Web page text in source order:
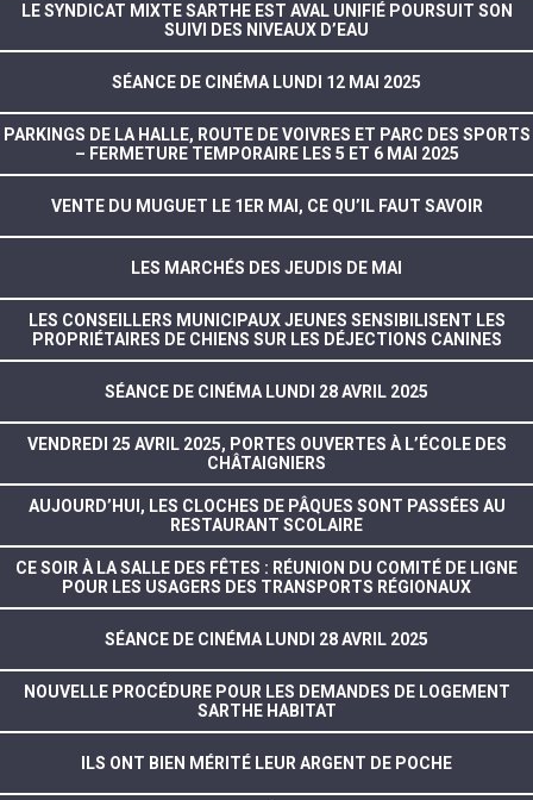
LE SYNDICAT MIXTE SARTHE EST AVAL UNIFIÉ POURSUIT SON
SUIVI DES NIVEAUX D’EAU
SÉANCE DE CINÉMA LUNDI 12 MAI 2025
PARKINGS DE LA HALLE, ROUTE DE VOIVRES ET PARC DES SPORTS
– FERMETURE TEMPORAIRE LES 5 ET 6 MAI 2025
VENTE DU MUGUET LE 1ER MAI, CE QU’IL FAUT SAVOIR
LES MARCHÉS DES JEUDIS DE MAI
LES CONSEILLERS MUNICIPAUX JEUNES SENSIBILISENT LES
PROPRIÉTAIRES DE CHIENS SUR LES DÉJECTIONS CANINES
SÉANCE DE CINÉMA LUNDI 28 AVRIL 2025
VENDREDI 25 AVRIL 2025, PORTES OUVERTES À L’ÉCOLE DES
CHÂTAIGNIERS
AUJOURD’HUI, LES CLOCHES DE PÂQUES SONT PASSÉES AU
RESTAURANT SCOLAIRE
CE SOIR À LA SALLE DES FÊTES : RÉUNION DU COMITÉ DE LIGNE
POUR LES USAGERS DES TRANSPORTS RÉGIONAUX
SÉANCE DE CINÉMA LUNDI 28 AVRIL 2025
NOUVELLE PROCÉDURE POUR LES DEMANDES DE LOGEMENT
SARTHE HABITAT
ILS ONT BIEN MÉRITÉ LEUR ARGENT DE POCHE